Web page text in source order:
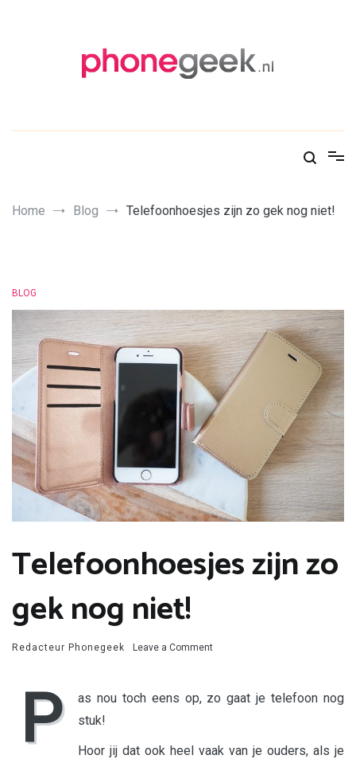
Home Blog Telefoonhoesjes zijn zo gek nog niet!
BLOG
Telefoonhoesjes zijn zo
gek nog niet!
Redacteur Phonegeek Leave a Commenton
gek
P
as nou toch eens op, zo gaat je telefoon nog
stuk!
Hoor jij dat ook heel vaak van je ouders, als je